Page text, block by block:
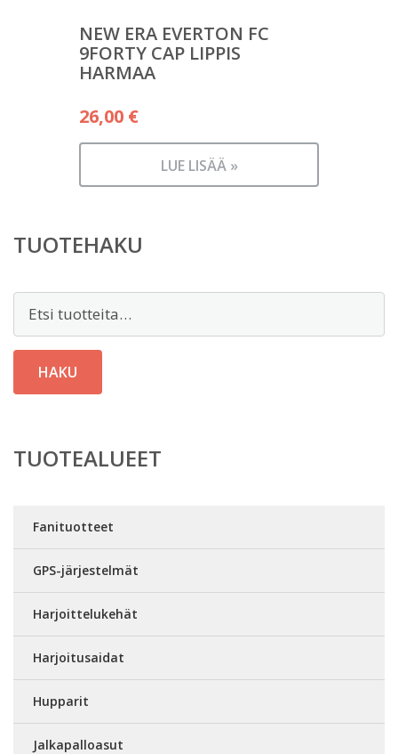
NEW ERA EVERTON FC
9FORTY CAP LIPPIS
HARMAA
26,00 €
LUE LISÄÄ »
TUOTEHAKU
Etsi:
HAKU
TUOTEALUEET
Fanituotteet
GPS-järjestelmät
Harjoittelukehät
Harjoitusaidat
Hupparit
Jalkapalloasut